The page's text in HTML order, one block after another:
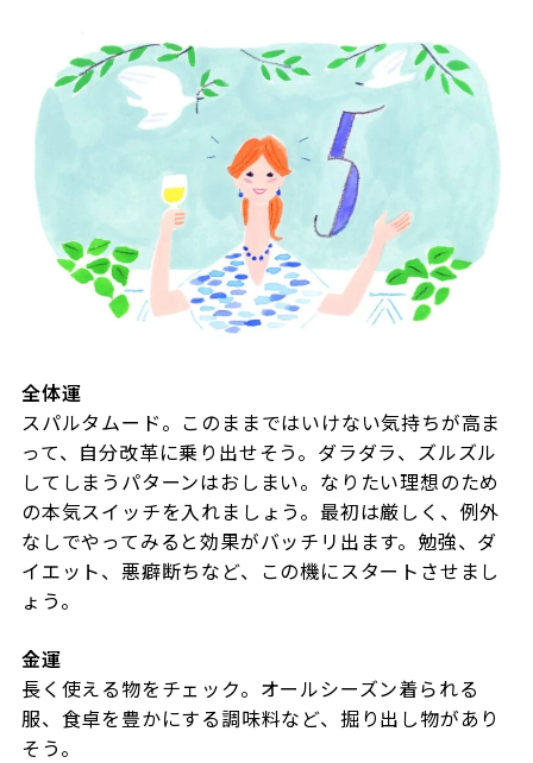
全体運
スパルタムード。このままではいけない気持ちが高ま
って、自分改革に乗り出せそう。ダラダラ、ズルズル
してしまうパターンはおしまい。なりたい理想のため
の本気スイッチを入れましょう。最初は厳しく、例外
なしでやってみると効果がバッチリ出ます。勉強、ダ
イエット、悪癖断ちなど、この機にスタートさせまし
ょう。
金運
長く使える物をチェック。オールシーズン着られる
服、食卓を豊かにする調味料など、掘り出し物があり
そう。